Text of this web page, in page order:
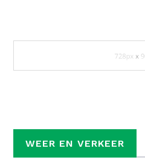
WEER EN VERKEER